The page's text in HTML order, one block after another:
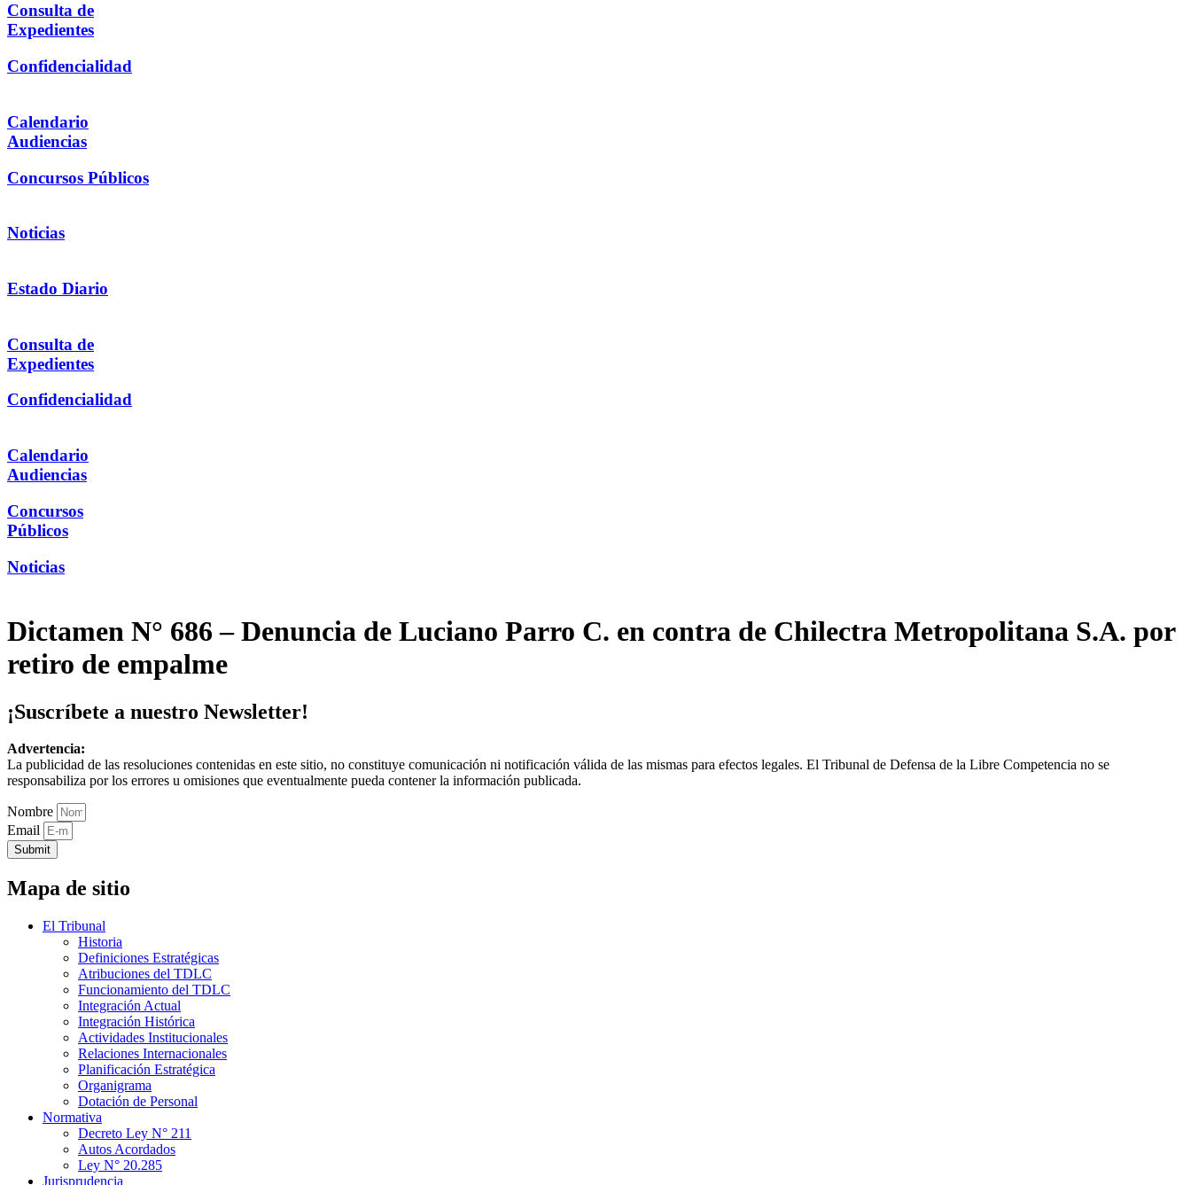
Consulta de
Expedientes
Confidencialidad
Calendario
Audiencias
Concursos Públicos
Noticias
Estado Diario
Consulta de
Expedientes
Confidencialidad
Calendario
Audiencias
Concursos
Públicos
Noticias
Dictamen N° 686 – Denuncia de Luciano Parro C. en contra de Chilectra Metropolitana S.A. por
retiro de empalme
¡Suscríbete a nuestro Newsletter!
Advertencia:
La publicidad de las resoluciones contenidas en este sitio, no constituye comunicación ni notificación válida de las mismas para efectos legales. El Tribunal de Defensa de la Libre Competencia no se
responsabiliza por los errores u omisiones que eventualmente pueda contener la información publicada.
Nombre
Email
Submit
Mapa de sitio
El Tribunal
Historia
Definiciones Estratégicas
Atribuciones del TDLC
Funcionamiento del TDLC
Integración Actual
Integración Histórica
Actividades Institucionales
Relaciones Internacionales
Planificación Estratégica
Organigrama
Dotación de Personal
Normativa
Decreto Ley N° 211
Autos Acordados
Ley N° 20.285
Jurisprudencia